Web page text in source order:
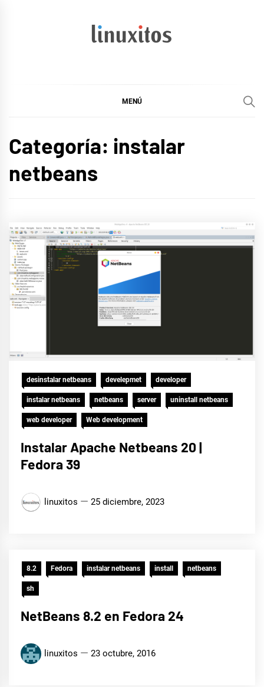
MENÚ
Categoría: instalar
netbeans
desinstalar netbeans develepmet developer
instalar netbeans netbeans server uninstall netbeans
web developer Web development
Instalar Apache Netbeans 20 |
Fedora 39
linuxitos 25 diciembre, 2023
8.2 Fedora instalar netbeans install netbeans
sh
NetBeans 8.2 en Fedora 24
linuxitos 23 octubre, 2016